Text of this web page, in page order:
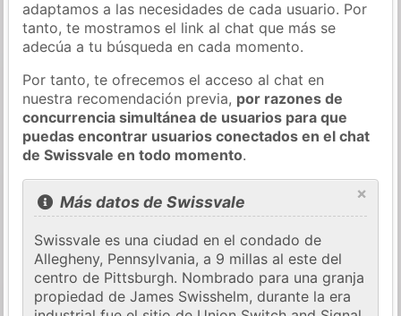
adaptamos a las necesidades de cada usuario. Por
tanto, te mostramos el link al chat que más se
adecúa a tu búsqueda en cada momento.
Por tanto, te ofrecemos el acceso al chat en
nuestra recomendación previa, por razones de
concurrencia simultánea de usuarios para que
puedas encontrar usuarios conectados en el chat
de Swissvale en todo momento.
×
Más datos de Swissvale
Swissvale es una ciudad en el condado de
Allegheny, Pennsylvania, a 9 millas al este del
centro de Pittsburgh. Nombrado para una granja
propiedad de James Swisshelm, durante la era